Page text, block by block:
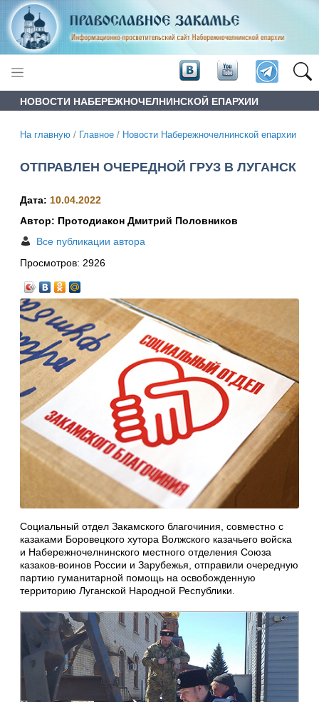
НОВОСТИ НАБЕРЕЖНОЧЕЛНИНСКОЙ ЕПАРХИИ
На главную / Главное / Новости Набережночелнинской епархии
ОТПРАВЛЕН ОЧЕРЕДНОЙ ГРУЗ В ЛУГАНСК
Дата: 10.04.2022
Автор: Протодиакон Дмитрий Половников
Все публикации автора
Просмотров: 2926
Социальный отдел Закамского благочиния, совместно с
казаками Боровецкого хутора Волжского казачьего войска
и Набережночелнинского местного отделения Союза
казаков-воинов России и Зарубежья, отправили очередную
партию гуманитарной помощь на освобожденную
территорию Луганской Народной Республики.